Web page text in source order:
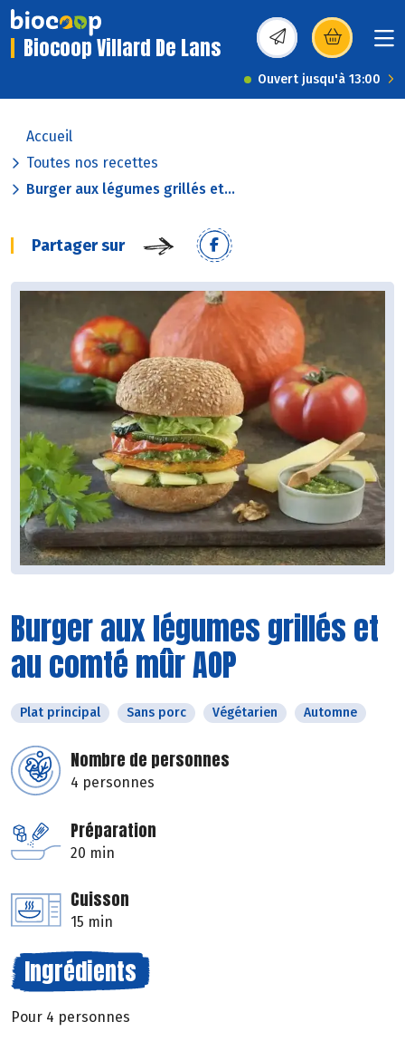
Biocoop Villard De Lans (s’ouvre dans une
Ouvert jusqu'à 13:00
Accueil
Toutes nos recettes
Burger aux légumes grillés et...
Partager sur
Burger aux légumes grillés et
au comté mûr AOP
Plat principal Sans porc Végétarien Automne
Nombre de personnes
4 personnes
Préparation
20 min
Cuisson
15 min
Ingrédients
Pour 4 personnes